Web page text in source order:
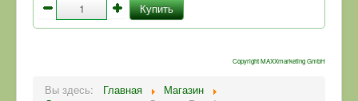
Купить
Copyright MAXXmarketing GmbH
Вы здесь: Главная
Магазин